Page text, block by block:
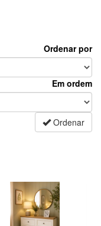
Ordenar por
Em ordem
Ordenar